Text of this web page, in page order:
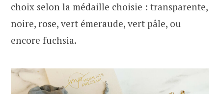
choix selon la médaille choisie : transparente,
noire, rose, vert émeraude, vert pâle, ou
encore fuchsia.